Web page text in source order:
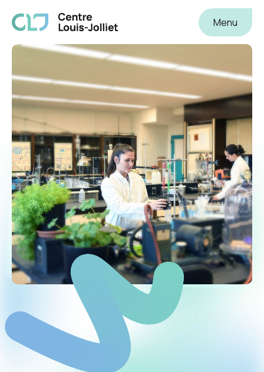
Centre Louis-Joliet Menu